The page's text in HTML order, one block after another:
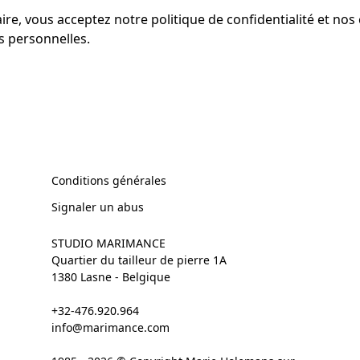
vous acceptez notre politique de confidentialité et
personnelles.
Conditions générales
Signaler un abus
STUDIO MARIMANCE
Quartier du tailleur de pierre 1A
1380 Lasne - Belgique
+32-476.920.964
info@marimance.com